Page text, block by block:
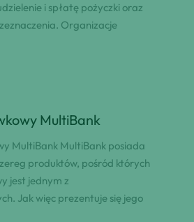
i spłatę pożyczki oraz
Organizacje
MultiBank
MultiBank MultiBank posiada
produktów, pośród których
jest jednym z
Jak więc prezentuje się jego